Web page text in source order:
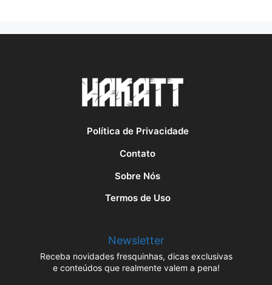
Política de Privacidade
Contato
Sobre Nós
Termos de Uso
Newsletter
Receba novidades fresquinhas, dicas exclusivas
e conteúdos que realmente valem a pena!